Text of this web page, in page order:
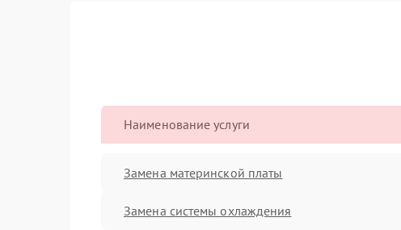
Наименование услуги
Замена материнской платы
Замена системы охлаждения